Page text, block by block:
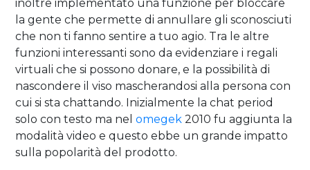
inoltre implementato una funzione per bloccare
la gente che permette di annullare gli sconosciuti
che non ti fanno sentire a tuo agio. Tra le altre
funzioni interessanti sono da evidenziare i regali
virtuali che si possono donare, e la possibilità di
nascondere il viso mascherandosi alla persona con
cui si sta chattando. Inizialmente la chat period
solo con testo ma nelomegek 2010 fu aggiunta la
modalità video e questo ebbe un grande impatto
sulla popolarità del prodotto.